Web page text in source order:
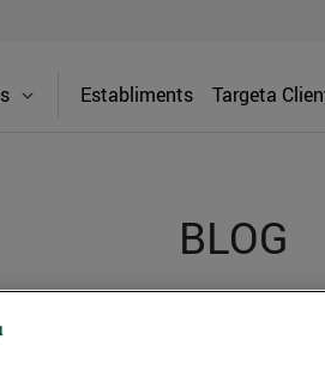
Establiments Targeta
BLOG
consells nutricionals,